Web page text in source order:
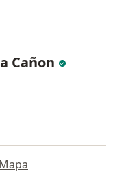
Cañon
Mapa